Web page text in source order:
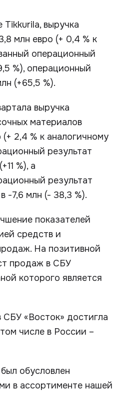
Tikkurila, выручка
млн евро (+ 0,4 % к
операционный
%), операционный
(+65,5 %).
выручка
материалов
(+ 2,4 % к аналогичному
результат
%), а
результат
-7,6 млн (- 38,3 %).
показателей
средств и
На позитивной
продаж в СБУ
которого является
«Восток» достигла
числе в России –
обусловлен
в ассортименте нашей